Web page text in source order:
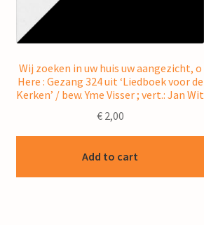
Wij zoeken in uw huis uw aangezicht, o
Here : Gezang 324 uit ‘Liedboek voor de
Kerken’ / bew. Yme Visser ; vert.: Jan Wit
€2,00
Add to cart